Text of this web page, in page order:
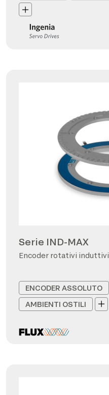
Serie IND-MAX
Encoder rotativi induttivi
ENCODER ASSOLUTO
AMBIENTI OSTILI